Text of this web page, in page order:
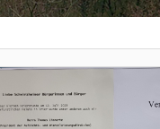
Spieltag